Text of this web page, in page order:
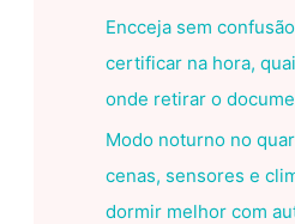
Encceja sem
certificar na hora,
onde retirar o
Modo noturno no
cenas, sensores e
dormir melhor com